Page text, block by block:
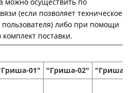
можно осуществить по
(если позволяет техническое
либо при помощи
комплект поставки.
01"
"Гриша-02"
"Гриша-